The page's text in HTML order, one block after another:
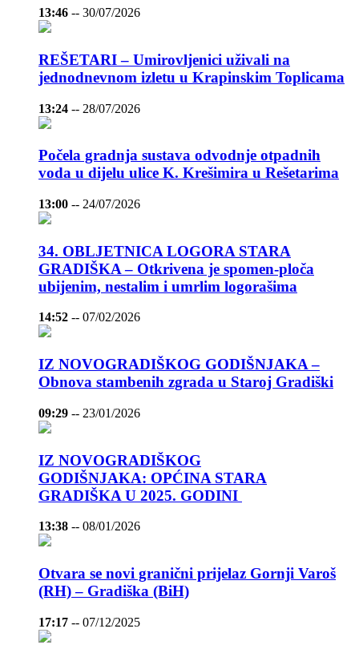
13:46 -- 30/07/2026
REŠETARI – Umirovljenici uživali na
jednodnevnom izletu u Krapinskim Toplicama
13:24 -- 28/07/2026
Počela gradnja sustava odvodnje otpadnih
voda u dijelu ulice K. Krešimira u Rešetarima
13:00 -- 24/07/2026
34. OBLJETNICA LOGORA STARA
GRADIŠKA – Otkrivena je spomen-ploča
ubijenim, nestalim i umrlim logorašima
14:52 -- 07/02/2026
IZ NOVOGRADIŠKOG GODIŠNJAKA –
Obnova stambenih zgrada u Staroj Gradiški
09:29 -- 23/01/2026
IZ NOVOGRADIŠKOG
GODIŠNJAKA: OPĆINA STARA
GRADIŠKA U 2025. GODINI
13:38 -- 08/01/2026
Otvara se novi granični prijelaz Gornji Varoš
(RH) – Gradiška (BiH)
17:17 -- 07/12/2025